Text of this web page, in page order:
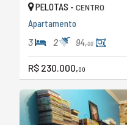
PELOTAS - CENTRO
Apartamento
3 2 94,00
R$ 230.000,00